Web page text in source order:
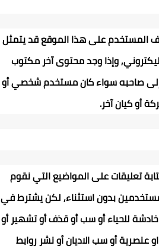
المستخدم على هذا الموقع قد يتمثل
وإذا وجد محتوى آخر مكتوب
إلى صاحبه سواء كان مستخدم شخصي أو
أو كيان آخر.
تعليقات على المواضيع التي نقوم
بدون استثناء, لكن يشترط في
خادشة للحياء أو سب أو قذف أو تشهير أو
عنصرية أو سب الاديان أو نشر روابط